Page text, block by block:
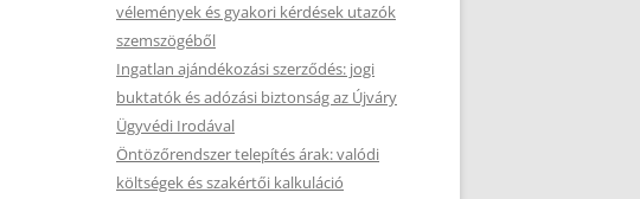
vélemények és gyakori kérdések utazók
szemszögéből
Ingatlan ajándékozási szerződés: jogi
buktatók és adózási biztonság az Újváry
Ügyvédi Irodával
Öntözőrendszer telepítés árak: valódi
költségek és szakértői kalkuláció